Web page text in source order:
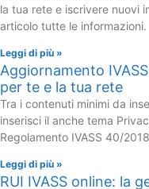
la tua rete e iscrivere nuovi
articolo tutte le informazioni.
Leggi di più »
Aggiornamento
per te e la tua rete
Tra i contenuti minimi da
inserisci il anche tema
Regolamento IVASS 40/
Leggi di più »
RUI IVASS online: la